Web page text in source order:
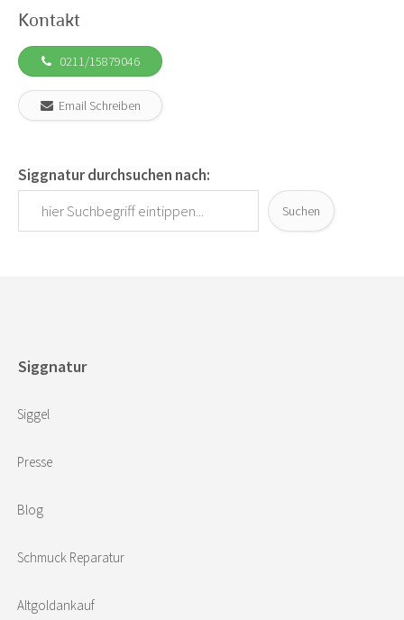
Kontakt
0211/15879046
Email Schreiben
Siggnatur durchsuchen nach:
Suchen
Siggnatur
Siggel
Presse
Blog
Schmuck Reparatur
Altgoldankauf